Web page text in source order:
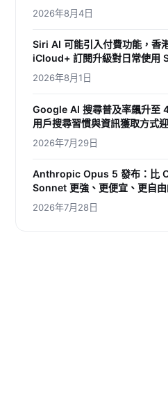
2026年8月4日
Siri AI 可能引入付費功能，香
iCloud+ 訂閱升級對日常使用
2026年8月1日
Google AI 搜尋普及率飆升至
用戶搜尋習慣與資訊獲取方式
2026年7月29日
Anthropic Opus 5 發布：比
Sonnet 更強、更便宜、更自
擇，香港用家如何受惠？
2026年7月28日